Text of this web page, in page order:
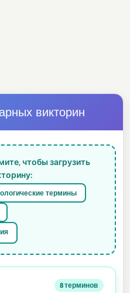
викторин
чтобы загрузить
термины
8 терминов